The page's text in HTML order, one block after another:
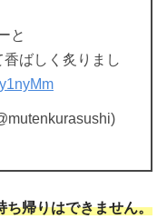
と
ばしく炙りまし
ち帰りはできません。